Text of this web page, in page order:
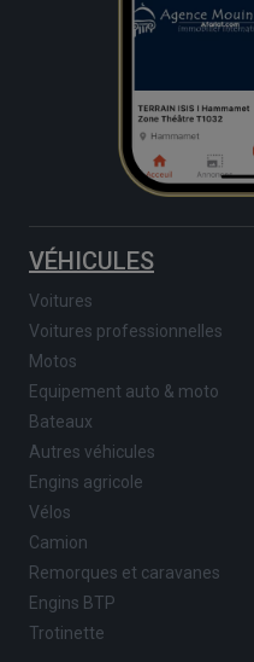
VÉHICULES
Voitures
Voitures professionnelles
Motos
Equipement auto & moto
Bateaux
Autres véhicules
Engins agricole
Vélos
Camion
Remorques et caravanes
Engins BTP
Trotinette